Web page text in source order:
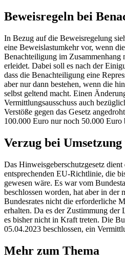
Beweisregeln bei
In Bezug auf die Beweisregelung
eine Beweislastumkehr vor, wenn
Benachteiligung im
erleidet. Dabei soll es nach der
dass die Benachteiligung eine
aber nur dann bestehen, wenn die
selbst geltend macht. Einen
Vermittlungsausschuss auch
Verstöße gegen das Gesetz
100.000 Euro nur noch 50.000 Euro
Verzug bei
Das Hinweisgeberschutzgesetz
entsprechenden EU-Richtlinie, die
gewesen wäre. Es war vom
beschlossen worden, hat aber in der
Bundesrates nicht die erforderliche
erhalten. Da es der Zustimmung der
es bisher nicht in Kraft treten. Die
05.04.2023 beschlossen, ein
Mehr zum Thema